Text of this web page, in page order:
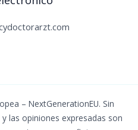
– NextGenerationEU. Sin
las opiniones expresadas son